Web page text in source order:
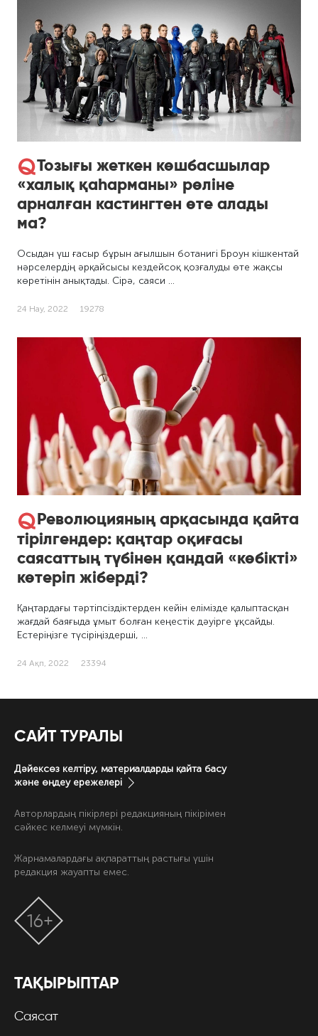
Тозығы жеткен көшбасшылар
«халық қаһарманы» рөліне
арналған кастингтен өте алады
ма?
Осыдан үш ғасыр бұрын ағылшын ботанигі Броун кішкентай
нәрселердің әрқайсысы кездейсоқ қозғалуды өте жақсы
көретінін анықтады. Сірә, саяси …
24 Нау, 2022 19278
Революцияның арқасында қайта
тірілгендер: қаңтар оқиғасы
саясаттың түбінен қандай «көбікті»
көтеріп жіберді?
Қаңтардағы тәртіпсіздіктерден кейін елімізде қалыптасқан
жағдай баяғыда ұмыт болған кеңестік дәуірге ұқсайды.
Естеріңізге түсіріңіздерші, …
24 Ақп, 2022 23394
САЙТ ТУРАЛЫ
Дәйексөз келтіру, материалдарды қайта басу
және өңдеу ережелері
Авторлардың пікірлері редакцияның пікірімен
сәйкес келмеуі мүмкін.
Жарнамалардағы ақпараттың растығы үшін
редакция жауапты емес.
ТАҚЫРЫПТАР
Саясат
16+